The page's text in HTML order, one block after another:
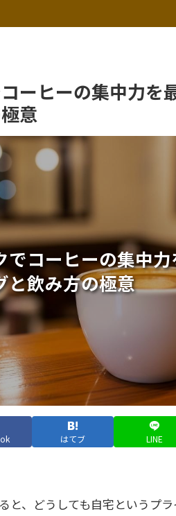
ーヒーの集中力を
意
でコーヒーの集中
と飲み方の極意
はてブ LINE
と、どうしても自宅というプ